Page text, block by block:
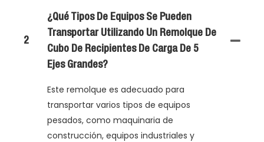
2
¿Qué Tipos De Equipos Se Pueden
Transportar Utilizando Un Remolque De
Cubo De Recipientes De Carga De 5
Ejes Grandes?
Este remolque es adecuado para
transportar varios tipos de equipos
pesados, como maquinaria de
construcción, equipos industriales y